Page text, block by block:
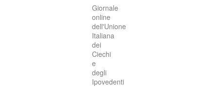
Giornale
online
dell'Unione
Italiana
dei
Ciechi
e
degli
Ipovedenti